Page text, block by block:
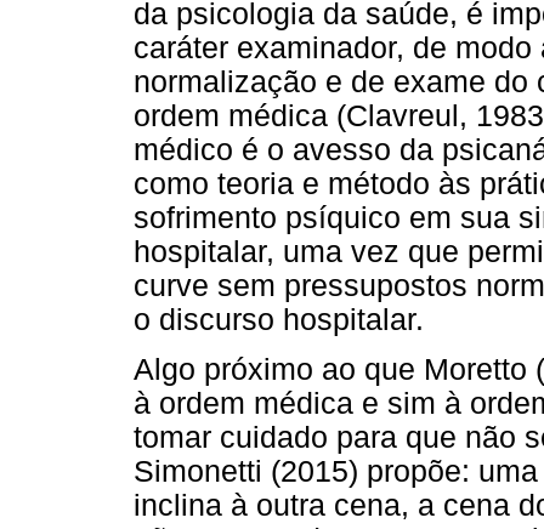
da psicologia da saúde, é
caráter examinador, de
normalização e de exame do
ordem médica (Clavreul,
médico é o avesso da
como teoria e método às
sofrimento psíquico em sua
hospitalar, uma vez que
curve sem pressupostos
o discurso hospitalar.
Algo próximo ao que Moretto
à ordem médica e sim à
tomar cuidado para que não
Simonetti (2015) propõe:
inclina à outra cena, a cena